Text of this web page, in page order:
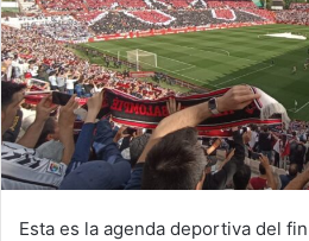
Esta es la agenda deportiva del